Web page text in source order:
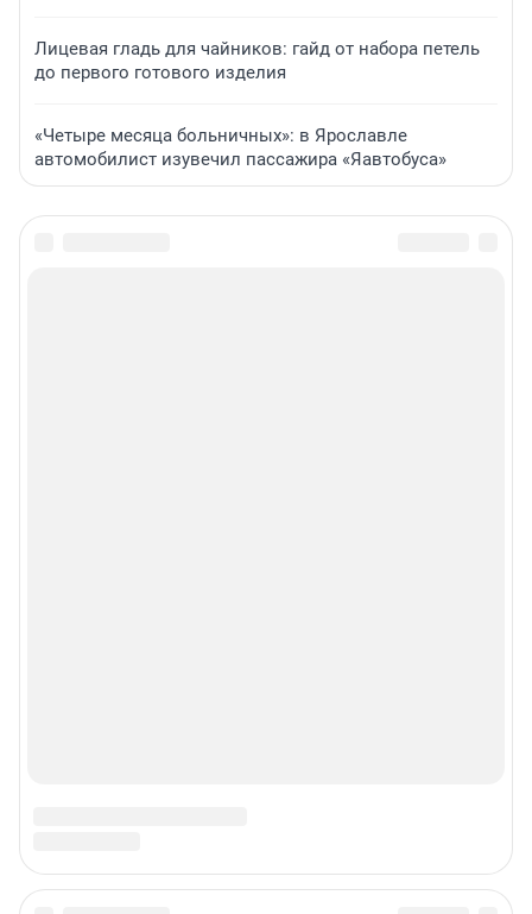
Лицевая гладь для чайников: гайд от набора петель
до первого готового изделия
«Четыре месяца больничных»: в Ярославле
автомобилист изувечил пассажира «Яавтобуса»